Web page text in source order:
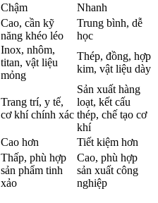
Chậm
Nhanh
Cao, cần kỹ
năng khéo léo
Trung bình, dễ
học
Inox, nhôm,
titan, vật liệu
mỏng
Thép, đồng, hợp
kim, vật liệu dày
Trang trí, y tế,
cơ khí chính xác
Sản xuất hàng
loạt, kết cấu
thép, chế tạo cơ
khí
Cao hơn Tiết kiệm hơn
Thấp, phù hợp
sản phẩm tinh
xảo
Cao, phù hợp
sản xuất công
nghiệp